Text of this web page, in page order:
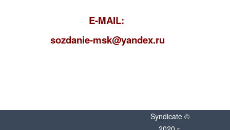
E-MAIL:
sozdanie-msk@yandex.ru
Syndicate ©